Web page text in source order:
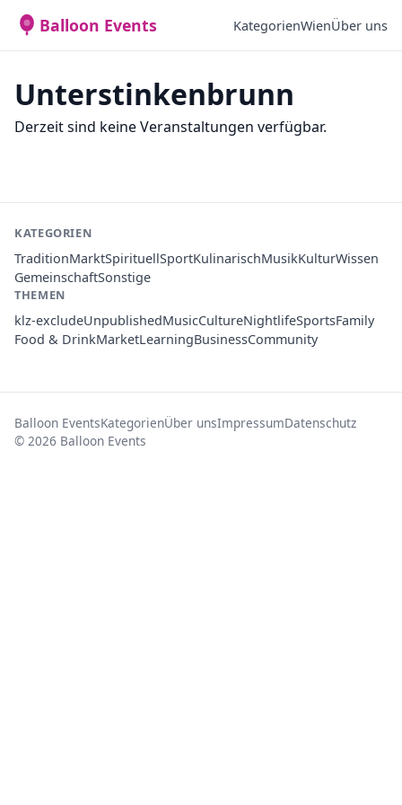
Balloon Events KategorienWienÜber uns
Unterstinkenbrunn
Derzeit sind keine Veranstaltungen verfügbar.
KATEGORIEN
TraditionMarktSpirituellSportKulinarischMusikKulturWissen
GemeinschaftSonstige
THEMEN
klz-excludeUnpublishedMusicCultureNightlifeSportsFamily
Food & DrinkMarketLearningBusinessCommunity
Balloon EventsKategorienÜber unsImpressumDatenschutz
© 2026 Balloon Events